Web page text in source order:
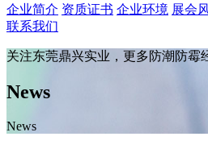
企业简介 资质证书 企业环境 展会
联系我们
关注东莞鼎兴实业，更多防潮防霉
News
News